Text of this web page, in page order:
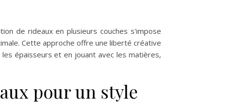
de rideaux en plusieurs couches s'impose
Cette approche offre une liberté créative
épaisseurs et en jouant avec les matières,
pour un style